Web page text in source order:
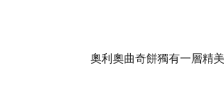
奧利奧曲奇餅獨有一層精